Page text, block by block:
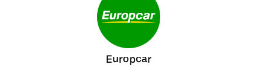
Europcar